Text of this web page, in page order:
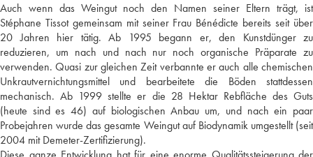
Auch wenn das Weingut noch den Namen seiner Eltern trägt, ist
Stéphane Tissot gemeinsam mit seiner Frau Bénédicte bereits seit über
20 Jahren hier tätig. Ab 1995 begann er, den Kunstdünger zu
reduzieren, um nach und nach nur noch organische Präparate zu
verwenden. Quasi zur gleichen Zeit verbannte er auch alle chemischen
Unkrautvernichtungsmittel und bearbeitete die Böden stattdessen
mechanisch. Ab 1999 stellte er die 28 Hektar Rebfläche des Guts
(heute sind es 46) auf biologischen Anbau um, und nach ein paar
Probejahren wurde das gesamte Weingut auf Biodynamik umgestellt (seit
2004 mit Demeter-Zertifizierung).